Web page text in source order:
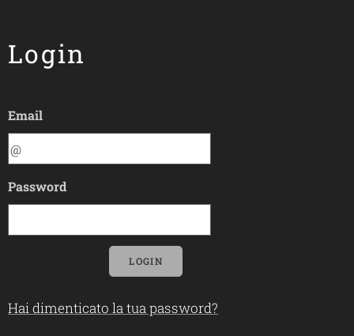
Login
Email
Password
LOGIN
Hai dimenticato la tua password?